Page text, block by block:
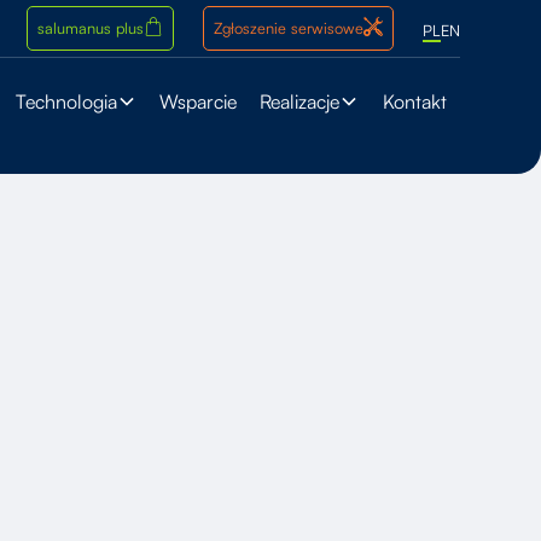
salumanus plus Zgłoszenie serwisowe PL EN
Technologia Wsparcie Realizacje Kontakt